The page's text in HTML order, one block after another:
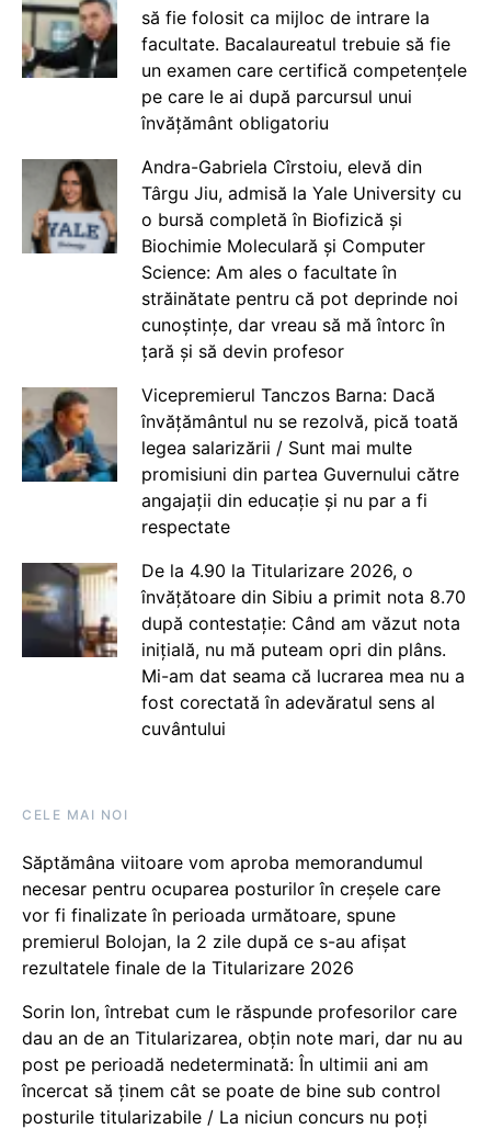
să fie folosit ca mijloc de intrare la
facultate. Bacalaureatul trebuie să fie
un examen care certifică competențele
pe care le ai după parcursul unui
învățământ obligatoriu
Andra-Gabriela Cîrstoiu, elevă din
Târgu Jiu, admisă la Yale University cu
o bursă completă în Biofizică și
Biochimie Moleculară și Computer
Science: Am ales o facultate în
străinătate pentru că pot deprinde noi
cunoștințe, dar vreau să mă întorc în
țară și să devin profesor
Vicepremierul Tanczos Barna: Dacă
învățământul nu se rezolvă, pică toată
legea salarizării / Sunt mai multe
promisiuni din partea Guvernului către
angajații din educație și nu par a fi
respectate
De la 4.90 la Titularizare 2026, o
învățătoare din Sibiu a primit nota 8.70
după contestație: Când am văzut nota
inițială, nu mă puteam opri din plâns.
Mi-am dat seama că lucrarea mea nu a
fost corectată în adevăratul sens al
cuvântului
CELE MAI NOI
Săptămâna viitoare vom aproba memorandumul
necesar pentru ocuparea posturilor în creșele care
vor fi finalizate în perioada următoare, spune
premierul Bolojan, la 2 zile după ce s-au afișat
rezultatele finale de la Titularizare 2026
Sorin Ion, întrebat cum le răspunde profesorilor care
dau an de an Titularizarea, obțin note mari, dar nu au
post pe perioadă nedeterminată: În ultimii ani am
încercat să ținem cât se poate de bine sub control
posturile titularizabile / La niciun concurs nu poți